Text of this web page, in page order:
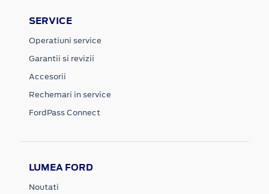
SERVICE
Operatiuni service
Garantii si revizii
Accesorii
Rechemari in service
FordPass Connect
LUMEA FORD
Noutati